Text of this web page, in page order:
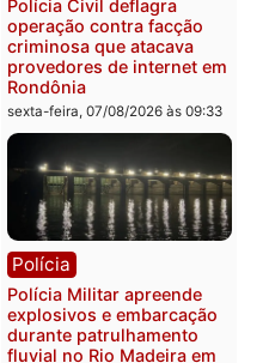
Polícia
Polícia Federal apreende
400 quilos de drogas e
prende motorista em RO
sexta-feira, 07/08/2026 às
Polícia